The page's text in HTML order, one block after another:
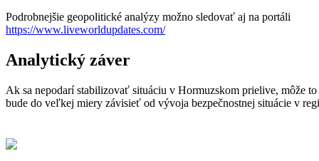
Podrobnejšie geopolitické analýzy možno sledovať aj na portáli
https://www.liveworldupdates.com/
Analytický záver
Ak sa nepodarí stabilizovať situáciu v Hormuzskom prielive, môže
bude do veľkej miery závisieť od vývoja bezpečnostnej situácie v